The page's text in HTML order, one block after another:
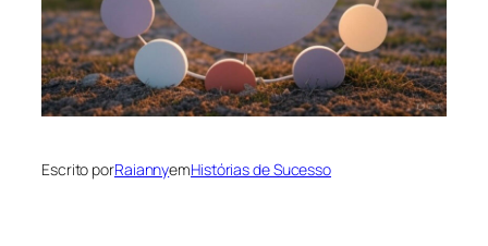
Escrito porRaiannyemHistórias de Sucesso